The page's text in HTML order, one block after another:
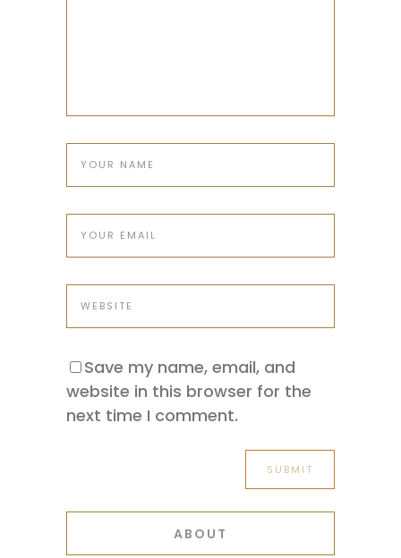
Save my name, email, and
website in this browser for the
next time I comment.
ABOUT